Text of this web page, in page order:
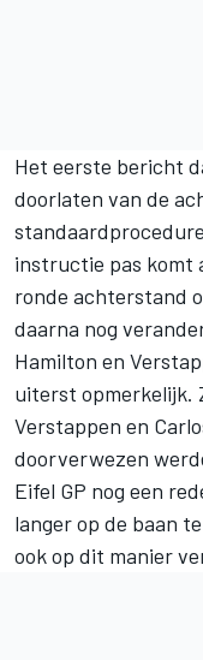
Het eerste bericht
doorlaten van de
instructie pas komt
ronde achterstand
daarna nog
Hamilton en
uiterst opmerkelijk.
Verstappen en
doorverwezen
Eifel GP nog een
langer op de baan
ook op dit manier